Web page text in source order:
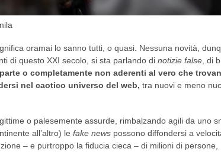
oramai lo sanno tutti, o quasi. Nessuna novità,
di questo XXI secolo, si sta parlando di notizie false, di
o completamente non aderenti al vero che
nel caotico universo del web, tra nuovi e meno
o palesemente assurde, rimbalzando agili da uno
all’altro) le fake newspossono diffondersi a
– e purtroppo la fiducia cieca – di milioni di persone,